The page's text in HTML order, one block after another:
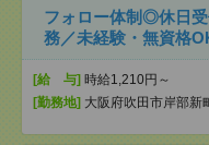
フォロー体制◎休日
務／未経験・無資格
[給 与] 時給1,210円～
[勤務地] 大阪府吹田市岸部新